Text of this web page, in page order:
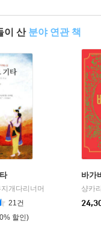
이 산 분야 연관 책
지개다리너머
21건
할인)
바가
샹카